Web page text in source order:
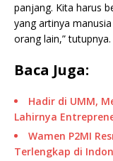
panjang. Kita harus
yang artinya
orang lain,”
Baca Juga:
Hadir di UMM,
Lahirnya
Wamen P2MI
Terlengkap di